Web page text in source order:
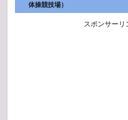
体操競技場）
スポンサーリ